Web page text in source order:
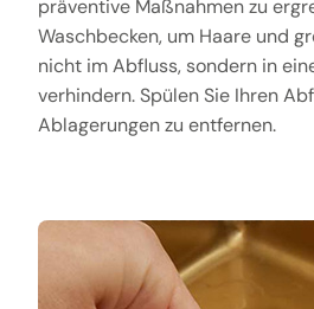
präventive Maßnahmen zu
Waschbecken, um Haare und
nicht im Abfluss, sondern in
verhindern. Spülen Sie Ihren
Ablagerungen zu entfernen.